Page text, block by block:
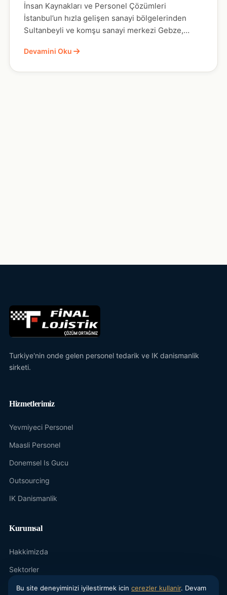
İnsan Kaynakları ve Personel Çözümleri
İstanbul’un hızla gelişen sanayi bölgelerinden
Sultanbeyli ve komşu sanayi merkezi Gebze,…
Devamini Oku
Turkiye'nin onde gelen personel tedarik ve IK danismanlik
sirketi.
Hizmetlerimiz
Yevmiyeci Personel
Maasli Personel
Donemsel Is Gucu
Outsourcing
IK Danismanlik
Kurumsal
Hakkimizda
Sektorler
Blog
Bu site deneyiminizi iyilestirmek icin cerezler kullanir. Devam